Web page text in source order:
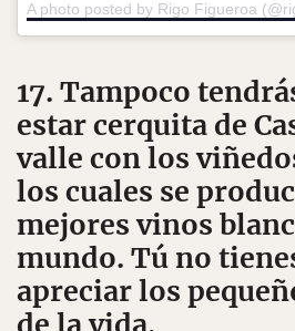
A photo posted by Rigo Figueroa
17. Tampoco
estar cerquita de
valle con los
los cuales se
mejores vinos
mundo. Tú no
apreciar los